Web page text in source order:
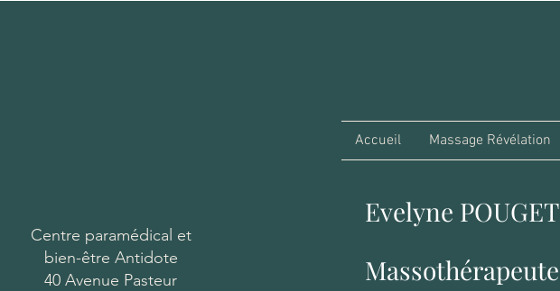
Centre paramédical et
bien-être Antidote
40 Avenue Pasteur
Accueil Massage Révélation
Evelyne POUGET
Massothérapeute